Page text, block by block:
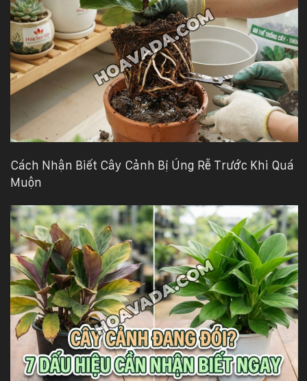
Hotline
:
0931.914.968
hoasenvietdn@gmail.com
573
Nguyễn
Thọ
-
Cẩm
Lệ
-
Đà
nẵng
132
168
Cách Nhận Biết Cây Cảnh Bị Úng Rễ Trước Khi Quá
Muộn